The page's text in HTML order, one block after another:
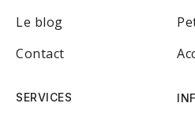
Le blog
Contact
SERVICES